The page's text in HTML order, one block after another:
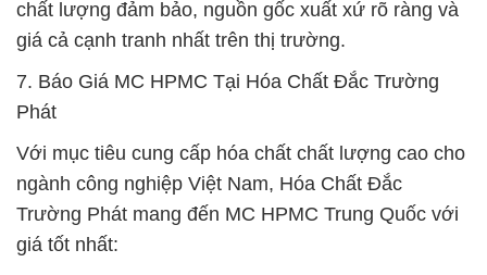
chất lượng đảm bảo, nguồn gốc xuất xứ rõ ràng và
giá cả cạnh tranh nhất trên thị trường.
7. Báo Giá MC HPMC Tại Hóa Chất Đắc Trường
Phát
Với mục tiêu cung cấp hóa chất chất lượng cao cho
ngành công nghiệp Việt Nam, Hóa Chất Đắc
Trường Phát mang đến MC HPMC Trung Quốc với
giá tốt nhất: